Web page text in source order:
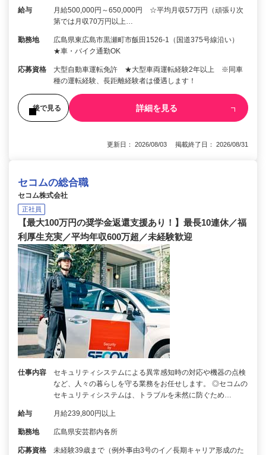
給与
月給500,000円～650,000円 ☆平均月収57万円（頑張り次
第では月収70万円以上…
勤務地
広島県東広島市黒瀬町市飯田1526-1（国道375号線沿い）
★車・バイク通勤OK
応募資格
大型自動車運転免許 ★大型車両運転経験2年以上 ※同車
種の運転経験、長距離経験者は優遇します！
後で見る 詳細を見る
更新日： 2026/08/03 掲載終了日： 2026/08/31
セコムの総合職
セコム株式会社
正社員
【最大100万円の奨学金返還支援あり！】最長10連休／福
利厚生充実／平均年収600万超／未経験歓迎
仕事内容
セキュリティシステムによる異常感知時の対応や機器の点検
など、人々の暮らしを守る業務をお任せします。 ◎セコムの
セキュリティシステムは、トラブルを未然に防ぐため…
給与 月給239,800円以上
勤務地 広島県安芸郡内各所
応募資格 未経験39歳まで（例外事由3号のイ／長期キャリア形成のた